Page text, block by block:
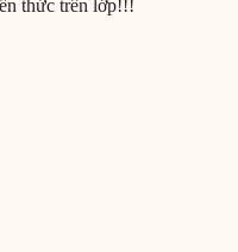
thức trên lớp!!!